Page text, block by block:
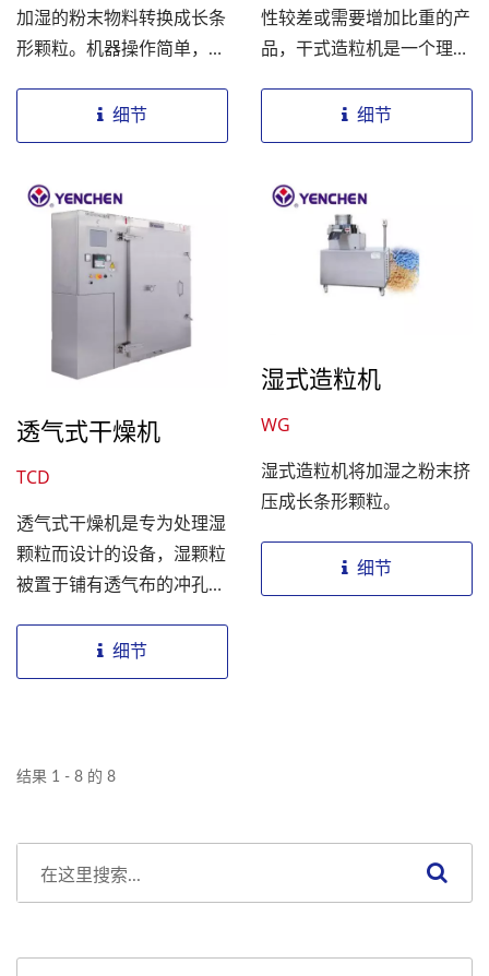
加湿的粉末物料转换成长条
形颗粒。机器操作简单，可
网子孔径，以满足生产需
求。适用于各种行业，如制
细节
性较差或需要增加比重的产
品，干式造粒机是一个理想
水或溶剂，因此无需进行干
燥过程，使制程更加简化且
式造粒过程中，仍可以添加
黏合剂和润滑剂以达到所需
的效果。 操作上，干式造
粒机由一螺杆送料机构将混
罗拉滚轮的间隙。在压力螺
杆和油压的作用下，粉末被
棘轮进一步加工成片。最后
通过整粒机的处理，获得所
需的均匀颗粒。
细节
透气式干燥机
TCD
透气式干燥机是专为处理湿
颗粒而设计的设备，湿颗粒
被置于铺有透气布的冲孔干
燥。每层干燥盘都放置在独
立的风道内台车上，有助于
除湿、加热和过滤处理，将
细节
湿式造粒机
WG
湿式造粒机将加湿之粉末挤
压成长条形颗粒。
细节
结果 1 - 8 的 8